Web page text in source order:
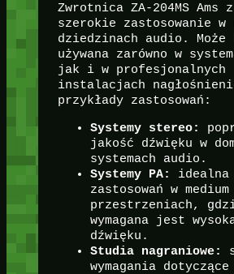
Zwrotnica ZA-204MS Ams
szerokie zastosowanie w
dziedzinach audio. Może
używana zarówno w
jak i w profesjonalnych
instalacjach
przykłady zastosowań:
Systemy stereo:
jakość dźwięku w
systemach audio.
Systemy PA:
idealna
zastosowań w
przestrzeniach,
wymagana jest
dźwięku.
Studia nagraniowe:
wymagania dotyczące